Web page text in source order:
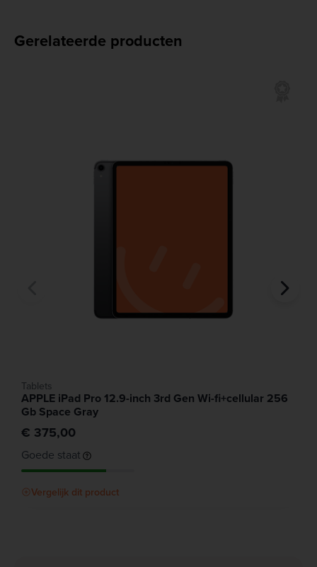
Gerelateerde producten
Tablets
APPLE iPad Pro 12.9-inch 3rd Gen Wi-fi+cellular 256
Gb Space Gray
€ 375,00
Goede staat
Vergelijk dit product